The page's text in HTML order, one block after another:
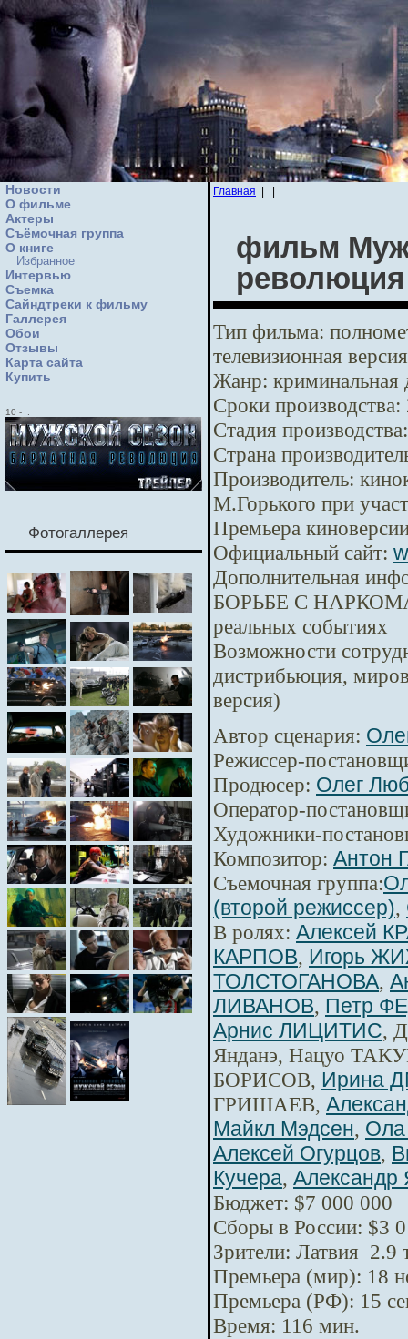
Новости
О фильме
Актеры
Съёмочная группа
О книге
Избранное
Интервью
Cъемка
Сайндтреки к фильму
Галлерея
Обои
Отзывы
Карта сайта
Купить
10 -
Фотогаллерея
Главная
фильм
революция
Тип фильма:
телевизионная
Жанр: криминальная
Сроки производства:
Стадия производства:
Страна
Производитель:
М.Горького при
Премьера
Официальный сайт:
Дополнительная
БОРЬБЕ С
реальных событиях
Возможности
дистрибьюция,
версия)
Автор сценария:
Режиссер-
Продюсер: Олег
Оператор-
Художники-
Композитор: Антон
Съемочная группа:
(второй режиссер),
В ролях: Алексей
КАРПОВ, Игорь
ТОЛСТОГАНОВА,
ЛИВАНОВ, Петр
Арнис ЛИЦИТИС,
Янданэ, Нацуо
БОРИСОВ, Ирина
ГРИШАЕВ,
Майкл Мэдсен, Ола
Алексей Огурцов,
Кучера, Александр
Бюджет: $7 000 000
Сборы в России: $3
Зрители: Латвия 2.9
Премьера (мир): 18
Премьера (РФ): 15
Время: 116 мин.